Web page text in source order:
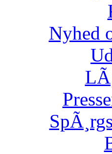
Nyhed